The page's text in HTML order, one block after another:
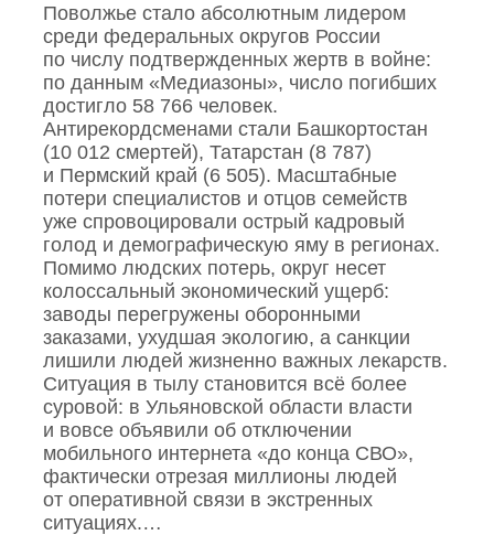
Поволжье стало абсолютным лидером
среди федеральных округов России
по числу подтвержденных жертв в войне:
по данным «Медиазоны», число погибших
достигло 58 766 человек.
Антирекордсменами стали Башкортостан
(10 012 смертей), Татарстан (8 787)
и Пермский край (6 505). Масштабные
потери специалистов и отцов семейств
уже спровоцировали острый кадровый
голод и демографическую яму в регионах.
Помимо людских потерь, округ несет
колоссальный экономический ущерб:
заводы перегружены оборонными
заказами, ухудшая экологию, а санкции
лишили людей жизненно важных лекарств.
Ситуация в тылу становится всё более
суровой: в Ульяновской области власти
и вовсе объявили об отключении
мобильного интернета «до конца СВО»,
фактически отрезая миллионы людей
от оперативной связи в экстренных
ситуациях.…